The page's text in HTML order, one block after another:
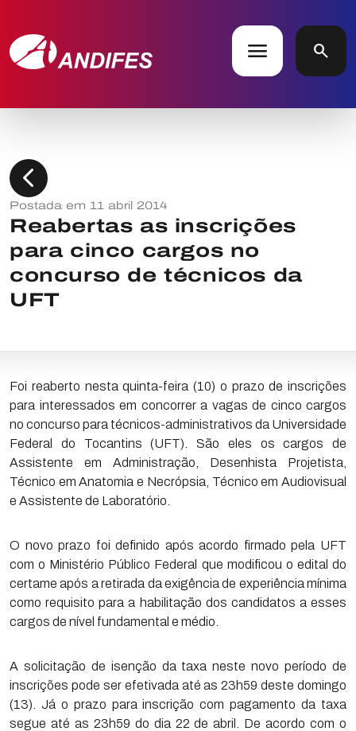
menu search
chevron_left
Postada em 11 abril 2014
Reabertas as inscrições
para cinco cargos no
concurso de técnicos da
UFT
Foi reaberto nesta quinta-feira (10) o prazo de inscrições
para interessados em concorrer a vagas de cinco cargos
no concurso para técnicos-administrativos da Universidade
Federal do Tocantins (UFT). São eles os cargos de
Assistente em Administração, Desenhista Projetista,
Técnico em Anatomia e Necrópsia, Técnico em Audiovisual
e Assistente de Laboratório.
O novo prazo foi definido após acordo firmado pela UFT
com o Ministério Público Federal que modificou o edital do
certame após a retirada da exigência de experiência mínima
como requisito para a habilitação dos candidatos a esses
cargos de nível fundamental e médio.
A solicitação de isenção da taxa neste novo período de
inscrições pode ser efetivada até as 23h59 deste domingo
(13). Já o prazo para inscrição com pagamento da taxa
segue até as 23h59 do dia 22 de abril. De acordo com o